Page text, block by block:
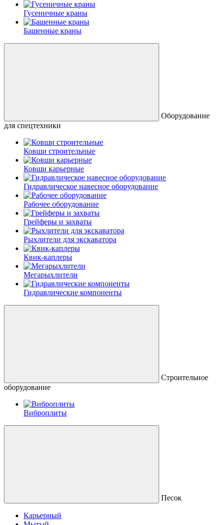
Гусеничные краны
Башенные краны
Оборудование
для спецтехники
Ковши строительные
Ковши карьерные
Гидравлическое навесное оборудование
Рабочее оборудование
Грейферы и захваты
Рыхлители для экскаватора
Квик-каплеры
Мегарыхлители
Гидравлические компоненты
Строительное
оборудование
Виброплиты
Песок
Карьерный